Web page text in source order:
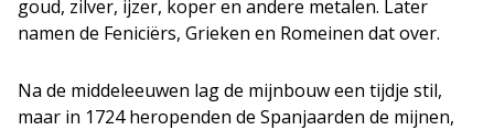
goud, zilver, ijzer, koper en andere metalen. Later
namen de Feniciërs, Grieken en Romeinen dat over.
Na de middeleeuwen lag de mijnbouw een tijdje stil,
maar in 1724 heropenden de Spanjaarden de mijnen,